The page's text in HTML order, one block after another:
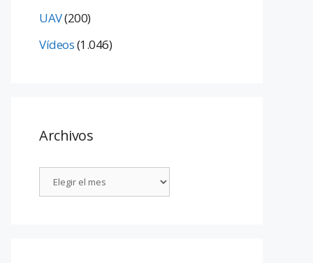
UAV(200)
Vídeos(1.046)
Archivos